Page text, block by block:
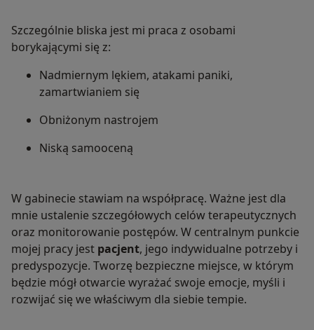
Szczególnie bliska jest mi praca z osobami
borykającymi się z:
Nadmiernym lękiem, atakami paniki,
zamartwianiem się
Obniżonym nastrojem
Niską samooceną
W gabinecie stawiam na współpracę. Ważne jest dla
mnie ustalenie szczegółowych celów terapeutycznych
oraz monitorowanie postępów. W centralnym punkcie
mojej pracy jest pacjent, jego indywidualne potrzeby i
predyspozycje. Tworzę bezpieczne miejsce, w którym
będzie mógł otwarcie wyrażać swoje emocje, myśli i
rozwijać się we właściwym dla siebie tempie.